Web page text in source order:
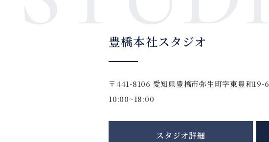
豊橋本社スタジオ
〒441-8106 愛知県豊橋市弥生町字東豊和19-6
10:00~18:00
スタジオ詳細